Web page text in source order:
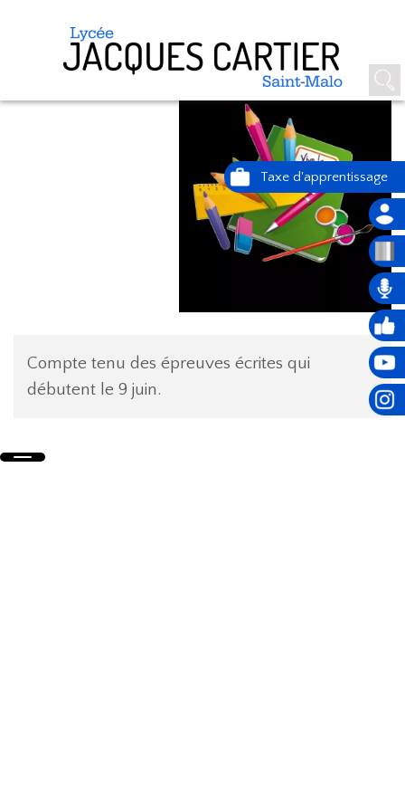
FIN DES COURS POUR TOUS
Compte tenu des épreuves écrites qui
débutent le 9 juin.